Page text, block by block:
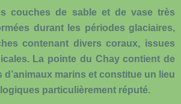
couches de sable et de vase très
durant les périodes glaciaires,
contenant divers coraux, issues
La pointe du Chay contient de
marins et constitue un lieu
particulièrement réputé.